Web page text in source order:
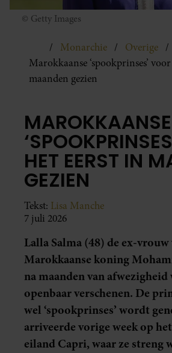
© Getty Images
Monarchie
Overige
Marokkaanse ‘spookprinses’
maanden gezien
MAROKKAANSE
HET EERST IN
GEZIEN
Tekst: Lisa Manche
7 juli 2026
Lalla Salma (48) de ex-vrouw
Marokkaanse koning
na maanden van
openbaar verschenen. De
wel ‘spookprinses’ wordt
arriveerde vorige week op
eiland Capri, waar ze streng